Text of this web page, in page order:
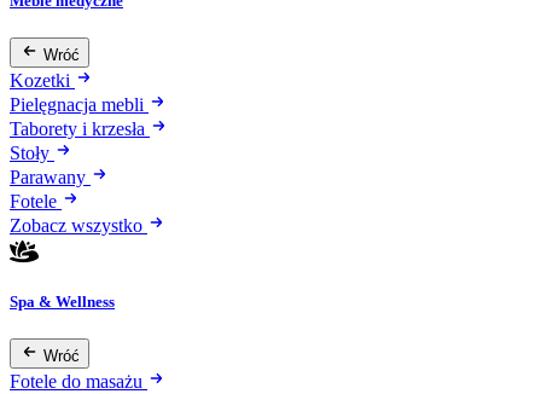
Wróć
Kozetki
Pielęgnacja mebli
Taborety i krzesła
Stoły
Parawany
Fotele
Zobacz wszystko
Spa & Wellness
Wróć
Fotele do masażu